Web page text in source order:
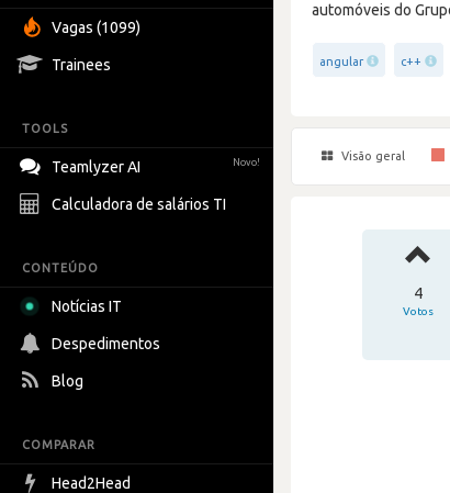
Vagas (1099)
Trainees
TOOLS
Teamlyzer AI Novo!
Calculadora de salários TI
CONTEÚDO
Notícias IT
Despedimentos
Blog
COMPARAR
Head2Head
automóveis do
angular c++
Visão geral
4
Votos